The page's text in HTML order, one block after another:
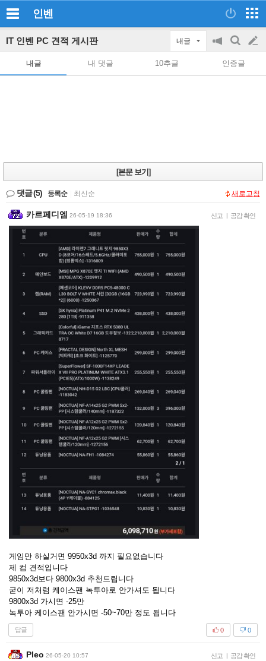
인벤
IT 인벤 PC 견적 게시판 내글
공
on/off
검
색
글
쓰
내글 내 댓글 10추글 인증글
[본문 보기]
댓글(5) 등록순 최신순 새로고침
카르페디엠 26-05-19 18:36 신고 | 공감 확인
게임만 하실거면 9950x3d 까지 필요없습니다
제 컴 견적입니다
9850x3d보다 9800x3d 추천드립니다
굳이 저처럼 케이스팬 녹투아로 안가셔도 됩니다
9800x3d 가시면 -25만
녹투아 케이스팬 안가시면 -50~70만 정도 됩니다
답글 0
0
Pleo 26-05-20 10:57 신고 | 공감 확인